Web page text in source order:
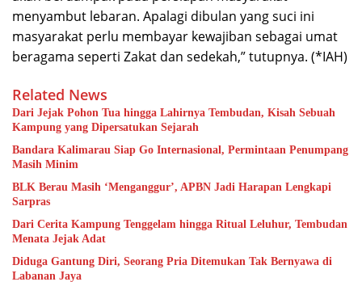
menyambut lebaran. Apalagi dibulan yang suci ini
masyarakat perlu membayar kewajiban sebagai umat
beragama seperti Zakat dan sedekah,” tutupnya. (*IAH)
Related News
Dari Jejak Pohon Tua hingga Lahirnya Tembudan, Kisah Sebuah
Kampung yang Dipersatukan Sejarah
Bandara Kalimarau Siap Go Internasional, Permintaan Penumpang
Masih Minim
BLK Berau Masih ‘Menganggur’, APBN Jadi Harapan Lengkapi
Sarpras
Dari Cerita Kampung Tenggelam hingga Ritual Leluhur, Tembudan
Menata Jejak Adat
Diduga Gantung Diri, Seorang Pria Ditemukan Tak Bernyawa di
Labanan Jaya